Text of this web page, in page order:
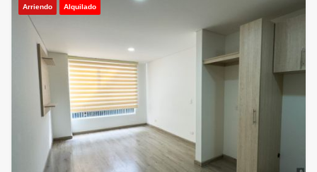
Arriendo Alquilado